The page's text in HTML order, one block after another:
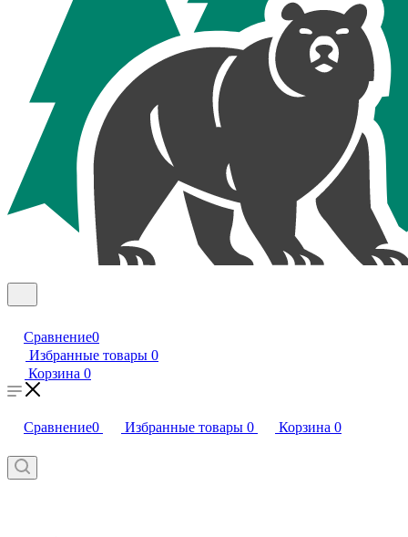
Сравнение0
Избранные товары 0
Корзина 0
Сравнение0 Избранные товары 0 Корзина 0